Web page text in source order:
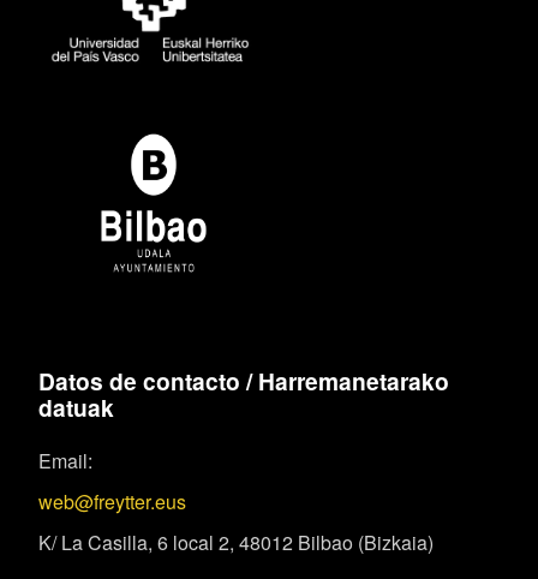
Datos de contacto / Harremanetarako
datuak
Email:
web@freytter.eus
K/ La Casilla, 6 local 2, 48012 Bilbao (Bizkaia)